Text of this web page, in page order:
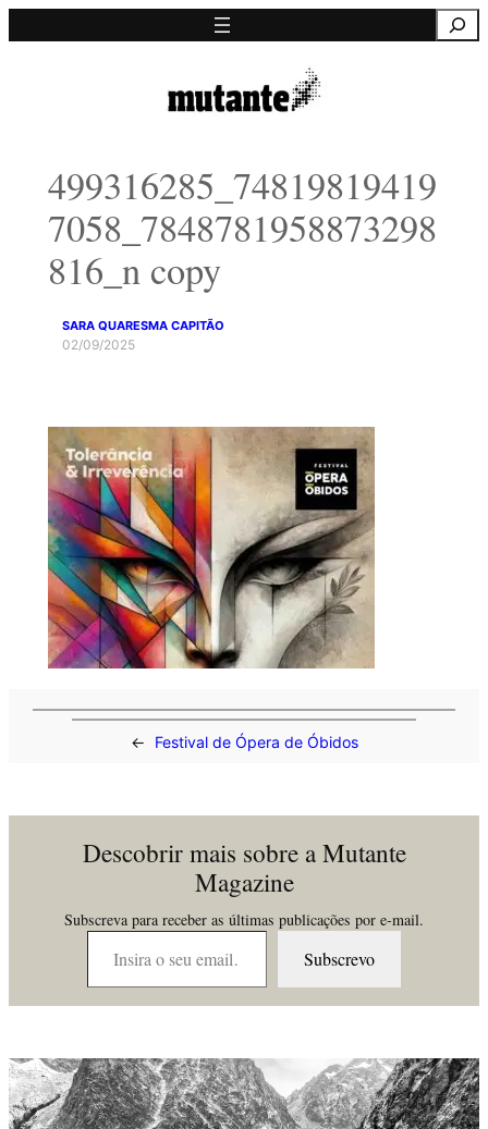
para
499316285_74819819419
7058_7848781958873298
816_n copy
SARA QUARESMA CAPITÃO
02/09/2025
← Festival de Ópera de Óbidos
Descobrir mais sobre a Mutante
Magazine
Subscreva para receber as últimas publicações por e-mail.
Insira o seu email…
Subscrevo